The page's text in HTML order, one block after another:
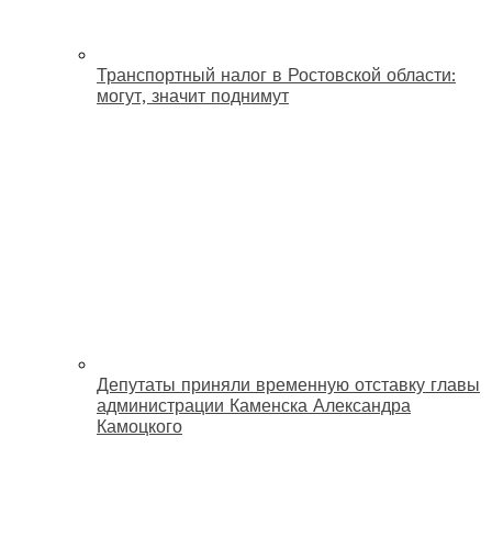
Транспортный налог в Ростовской области:
могут, значит поднимут
Депутаты приняли временную отставку главы
администрации Каменска Александра
Камоцкого